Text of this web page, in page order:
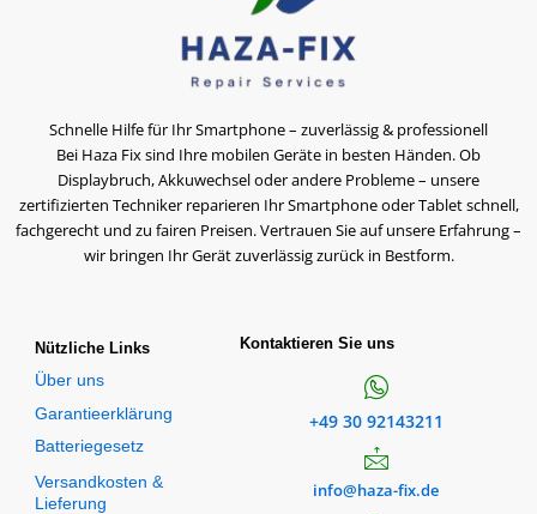
Schnelle Hilfe für Ihr Smartphone – zuverlässig & professionell
Bei Haza Fix sind Ihre mobilen Geräte in besten Händen. Ob
Displaybruch, Akkuwechsel oder andere Probleme – unsere
zertifizierten Techniker reparieren Ihr Smartphone oder Tablet schnell,
fachgerecht und zu fairen Preisen. Vertrauen Sie auf unsere Erfahrung –
wir bringen Ihr Gerät zuverlässig zurück in Bestform.
Nützliche Links
Über uns
Garantieerklärung
Batteriegesetz
Versandkosten &
Lieferung
Kontaktieren Sie uns
+49 30 92143211
info@haza-fix.de